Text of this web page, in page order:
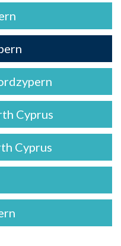
Cyprus
Cyprus